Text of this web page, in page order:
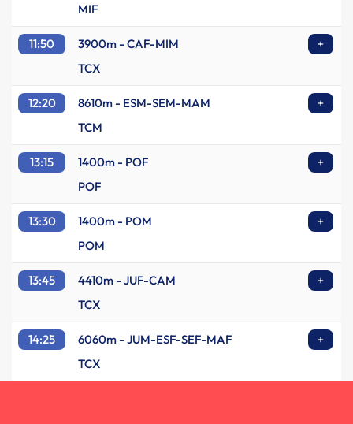
MIF
11:50 3900m - CAF-MIM
+
TCX
12:20 8610m - ESM-SEM-MAM
+
TCM
13:15 1400m - POF
+
POF
13:30 1400m - POM
+
POM
13:45 4410m - JUF-CAM
+
TCX
14:25 6060m - JUM-ESF-SEF-MAF
+
TCX